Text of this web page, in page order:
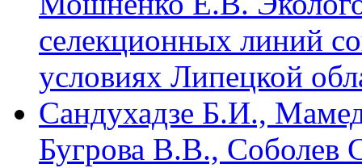
селекционных линий
условиях Липецкой
Сандухадзе Б.И.,
Бугрова В.В.,